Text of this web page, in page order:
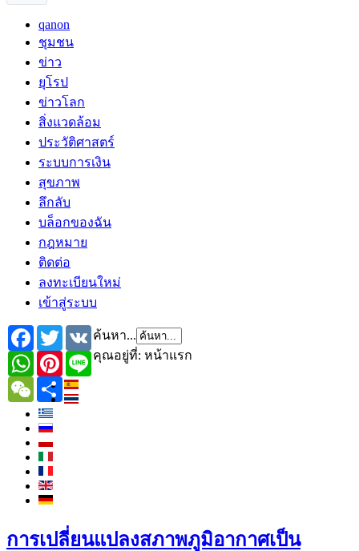
qanon
ชุมชน
ข่าว
ยุโรป
ข่าวโลก
สิ่งแวดล้อม
ประวัติศาสตร์
ระบบการเงิน
สุขภาพ
ลึกลับ
บล็อกของฉัน
กฎหมาย
ติดต่อ
ลงทะเบียนใหม่
เข้าสู่ระบบ
FacebookTwitterVK
WhatsApp
Pinterest
Line
WeChatShare
ค้นหา...
คุณอยู่ที่: หน้าแรก
การเปลี่ยนแปลงสภาพภูมิอากาศเป็น